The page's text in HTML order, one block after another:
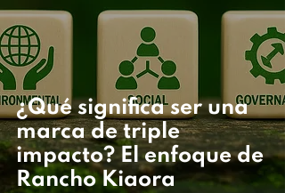
¿Qué significa ser una
marca de triple
impacto? El enfoque de
Rancho Kiaora